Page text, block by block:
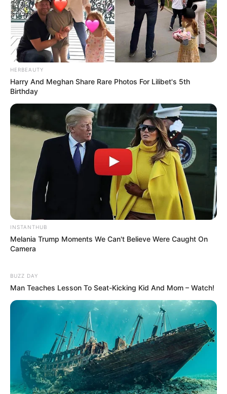
HERBEAUTY
Harry And Meghan Share Rare Photos For Lilibet's 5th
Birthday
INSTANTHUB
Melania Trump Moments We Can't Believe Were Caught On
Camera
BUZZ DAY
Man Teaches Lesson To Seat-Kicking Kid And Mom – Watch!